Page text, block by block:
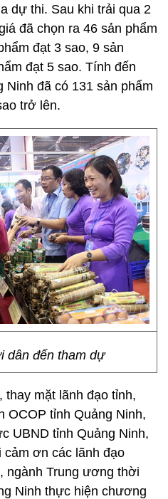
dự thi. Sau khi trải qua 2
đã chọn ra 46 sản phẩm
đạt 3 sao, 9 sản
đạt 5 sao. Tính đến
Ninh đã có 131 sản phẩm
trở lên.
dân đến tham dự
thay mặt lãnh đạo tỉnh,
OCOP tỉnh Quảng Ninh,
UBND tỉnh Quảng Ninh,
ơn các lãnh đạo
ngành Trung ương thời
Ninh thực hiện chương